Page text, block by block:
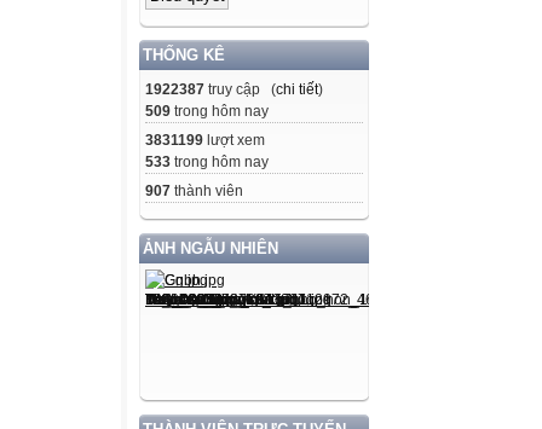
THỐNG KÊ
1922387 truy cập (chi tiết)
509 trong hôm nay
3831199 lượt xem
533 trong hôm nay
907 thành viên
ẢNH NGẪU NHIÊN